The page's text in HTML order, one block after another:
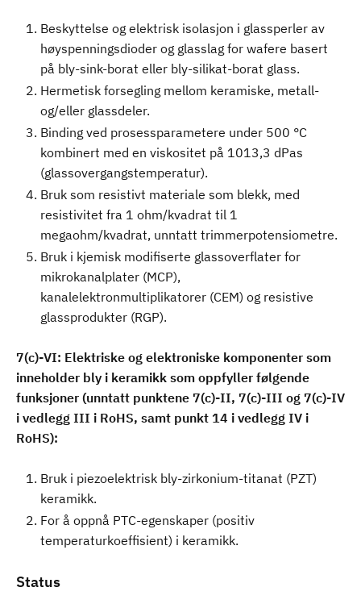
Beskyttelse og elektrisk isolasjon i glassperler av
høyspenningsdioder og glasslag for wafere basert
på bly-sink-borat eller bly-silikat-borat glass.
Hermetisk forsegling mellom keramiske, metall-
og/eller glassdeler.
Binding ved prosessparametere under 500 °C
kombinert med en viskositet på 1013,3 dPas
(glassovergangstemperatur).
Bruk som resistivt materiale som blekk, med
resistivitet fra 1 ohm/kvadrat til 1
megaohm/kvadrat, unntatt trimmerpotensiometre.
Bruk i kjemisk modifiserte glassoverflater for
mikrokanalplater (MCP),
kanalelektronmultiplikatorer (CEM) og resistive
glassprodukter (RGP).
7(c)-VI: Elektriske og elektroniske komponenter som
inneholder bly i keramikk som oppfyller følgende
funksjoner (unntatt punktene 7(c)-II, 7(c)-III og 7(c)-IV
i vedlegg III i RoHS, samt punkt 14 i vedlegg IV i
RoHS):
Bruk i piezoelektrisk bly-zirkonium-titanat (PZT)
keramikk.
For å oppnå PTC-egenskaper (positiv
temperaturkoeffisient) i keramikk.
Status